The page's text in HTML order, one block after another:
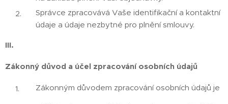
Správce zpracovává Vaše identifikační a kontaktní
údaje a údaje nezbytné pro plnění smlouvy.
III.
Zákonný důvod a účel zpracování osobních údajů
Zákonným důvodem zpracování osobních údajů je